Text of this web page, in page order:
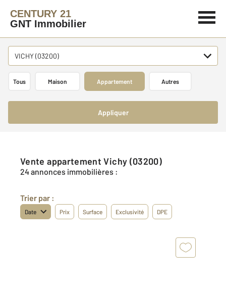
CENTURY 21
GNT Immobilier
VICHY (03200)
Tous Maison Appartement Autres
Appliquer
Vente appartement Vichy (03200)
24 annonces immobilières :
Trier par :
Date Prix Surface Exclusivité DPE